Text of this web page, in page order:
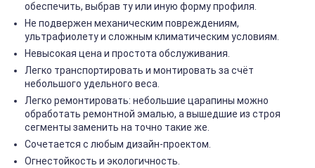
обеспечить, выбрав ту или иную форму профиля.
Не подвержен механическим повреждениям,
ультрафиолету и сложным климатическим условиям.
Невысокая цена и простота обслуживания.
Легко транспортировать и монтировать за счёт
небольшого удельного веса.
Легко ремонтировать: небольшие царапины можно
обработать ремонтной эмалью, а вышедшие из строя
сегменты заменить на точно такие же.
Сочетается с любым дизайн-проектом.
Огнестойкость и экологичность.